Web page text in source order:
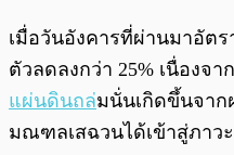
พร้อมเล่น
เมื่อวันอังคารที่ผ่านมาอัตร
ตัวลดลงกว่า 25% เนื่องจ
แผ่นดินถล่มนั่นเกิดขึ้นจาก
มณฑลเสฉวนได้เข้าสู่ภาว